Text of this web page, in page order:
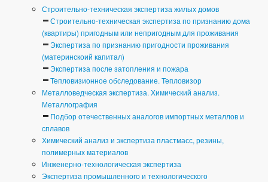
Строительно-техническая экспертиза жилых домов
Строительно-техническая экспертиза по признанию дома
(квартиры) пригодным или непригодным для проживания
Экспертиза по признанию пригодности проживания
(материнскоий капитал)
Экспертиза после затопления и пожара
Тепловизионное обследование. Тепловизор
Металловедческая экспертиза. Химический анализ.
Металлография
Подбор отечественных аналогов импортных металлов и
сплавов
Химический анализ и экспертиза пластмасс, резины,
полимерных материалов
Инженерно-технологическая экспертиза
Экспертиза промышленного и технологического